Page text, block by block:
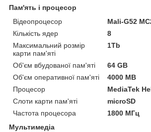
Пам'ять і процесор
Відеопроцесор
Mali-G52
Кількість ядер
8
Максимальний розмір
карти пам'яті
1Tb
Об'єм вбудованої пам'яті
64 GB
Об'єм оперативної пам'яті
4000 MB
Процесор
MediaTek
Слоти карти пам'яті
microSD
Частота процесора
1800 МГц
Мультимедіа